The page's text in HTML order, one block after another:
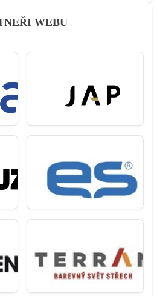
WEBU